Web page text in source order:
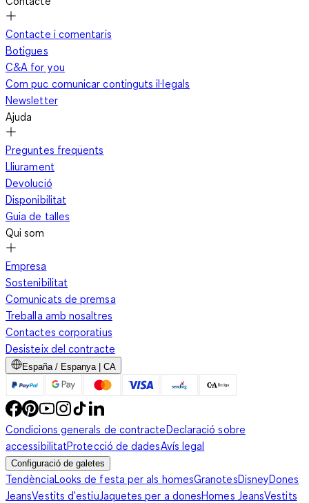
Contacte i comentaris
Botigues
C&A for you
Com puc comunicar continguts il·legals
Newsletter
Ajuda
Preguntes freqüents
Lliurament
Devolució
Disponibilitat
Guia de talles
Qui som
Empresa
Sostenibilitat
Comunicats de premsa
Treballa amb nosaltres
Contactes corporatius
Desisteix del contracte
España / Espanya | CA
Condicions generals de contracteDeclaració sobre
accessibilitatProtecció de dadesAvís legal
Configuració de galetes
TendènciaLooks de festa per als homesGranotesDisneyDones
JeansVestits d'estiu Jaquetes per a donesHomes JeansVestits